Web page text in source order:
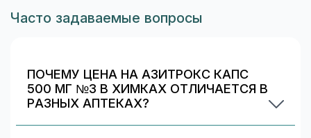
Часто задаваемые вопросы
ПОЧЕМУ ЦЕНА НА АЗИТРОКС КАПС
500 МГ №3 В ХИМКАХ ОТЛИЧАЕТСЯ В
РАЗНЫХ АПТЕКАХ?